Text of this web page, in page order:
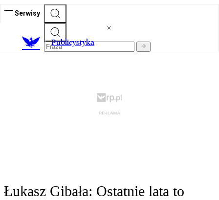
Serwisy
Publicystyka
Łukasz Gibała: Ostatnie lata to